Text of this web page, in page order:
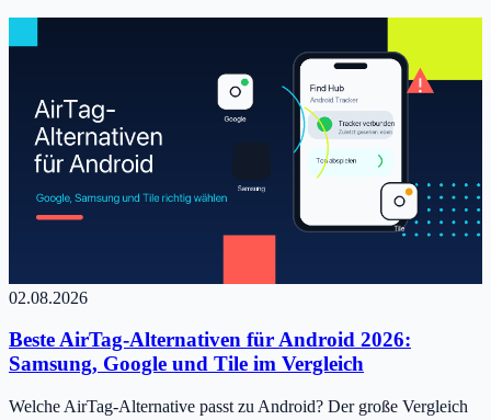
02.08.2026
Beste AirTag-Alternativen für Android 2026:
Samsung, Google und Tile im Vergleich
Welche AirTag-Alternative passt zu Android? Der große Vergleich